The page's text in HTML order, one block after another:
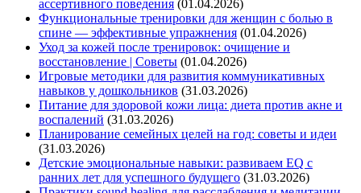
ассертивного поведения (01.04.2026)
Функциональные тренировки для женщин с болью в
спине — эффективные упражнения (01.04.2026)
Уход за кожей после тренировок: очищение и
восстановление | Советы (01.04.2026)
Игровые методики для развития коммуникативных
навыков у дошкольников (31.03.2026)
Питание для здоровой кожи лица: диета против акне и
воспалений (31.03.2026)
Планирование семейных целей на год: советы и идеи
(31.03.2026)
Детские эмоциональные навыки: развиваем EQ с
ранних лет для успешного будущего (31.03.2026)